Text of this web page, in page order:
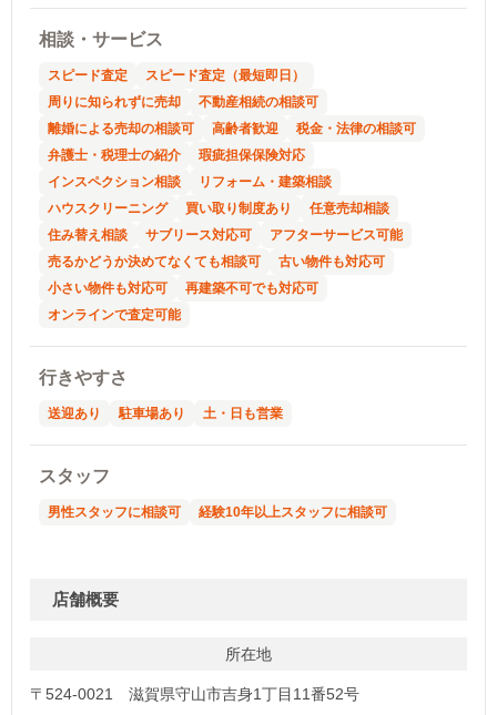
相談・サービス
スピード査定
スピード査定（最短即日）
周りに知られずに売却
不動産相続の相談可
離婚による売却の相談可
高齢者歓迎
税金・法律の相談可
弁護士・税理士の紹介
瑕疵担保保険対応
インスペクション相談
リフォーム・建築相談
ハウスクリーニング
買い取り制度あり
任意売却相談
住み替え相談
サブリース対応可
アフターサービス可能
売るかどうか決めてなくても相談可
古い物件も対応可
小さい物件も対応可
再建築不可でも対応可
オンラインで査定可能
行きやすさ
送迎あり 駐車場あり 土・日も営業
スタッフ
男性スタッフに相談可 経験10年以上スタッフに相談可
店舗概要
所在地
〒524-0021 滋賀県守山市吉身1丁目11番52号